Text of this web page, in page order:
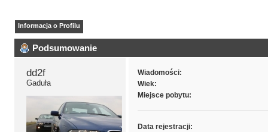
Informacja o Profilu
Podsumowanie
dd2f
Gaduła
Wiadomości:
Wiek:
Miejsce pobytu:
Data rejestracji: